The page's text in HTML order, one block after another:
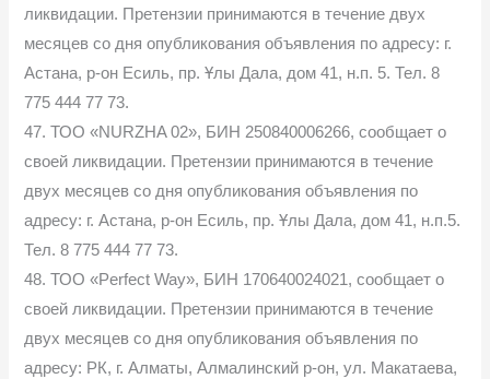
ликвидации. Претензии принимаются в течение двух
месяцев со дня опубликования объявления по адресу: г.
Астана, р-он Есиль, пр. Ұлы Дала, дом 41, н.п. 5. Тел. 8
775 444 77 73.
47. ТОО «NURZHA 02», БИН 250840006266, сообщает о
своей ликвидации. Претензии принимаются в течение
двух месяцев со дня опубликования объявления по
адресу: г. Астана, р-он Есиль, пр. Ұлы Дала, дом 41, н.п.5.
Тел. 8 775 444 77 73.
48. ТОО «Perfect Way», БИН 170640024021, сообщает о
своей ликвидации. Претензии принимаются в течение
двух месяцев со дня опубликования объявления по
адресу: РК, г. Алматы, Алмалинский р-он, ул. Макатаева,